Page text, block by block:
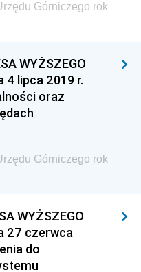
Przemysłu
Pracy i Polityki
i
Morskiej i
Górniczego rok
WYŻSZEGO
4 lipca 2019 r.
oraz
Górniczego rok
WYŻSZEGO
27 czerwca
do